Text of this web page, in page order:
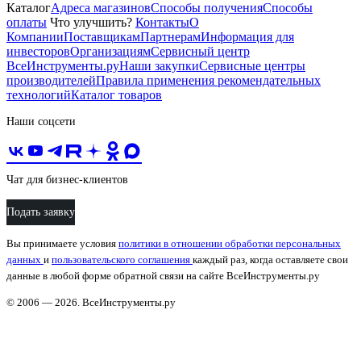
КаталогАдреса магазиновСпособы полученияСпособы
оплаты Что улучшить? КонтактыО
КомпанииПоставщикамПартнерамИнформация для
инвесторовОрганизациямСервисный центр
ВсеИнструменты.руНаши закупкиСервисные центры
производителейПравила применения рекомендательных
технологийКаталог товаров
Наши соцсети
Чат для бизнес-клиентов
Подать заявку
Вы принимаете условия политики в отношении обработки персональных
данных и пользовательского соглашения каждый раз, когда оставляете свои
данные в любой форме обратной связи на сайте ВсеИнструменты.ру
© 2006 — 2026. ВсеИнструменты.ру